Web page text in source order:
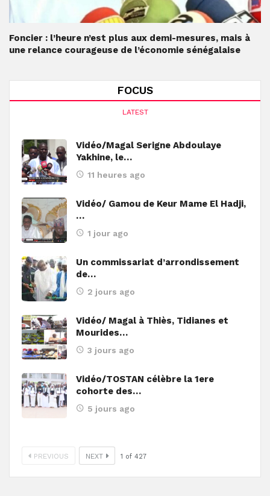
Foncier : l’heure n’est plus aux demi-mesures, mais à
une relance courageuse de l’économie sénégalaise
FOCUS
LATEST
Vidéo/Magal Serigne Abdoulaye
Yakhine, le…
11 heures ago
Vidéo/ Gamou de Keur Mame El Hadji,
…
1 jour ago
Un commissariat d’arrondissement
de…
2 jours ago
Vidéo/ Magal à Thiès, Tidianes et
Mourides…
3 jours ago
Vidéo/TOSTAN célèbre la 1ere
cohorte des…
5 jours ago
PREVIOUS NEXT 1 of 427